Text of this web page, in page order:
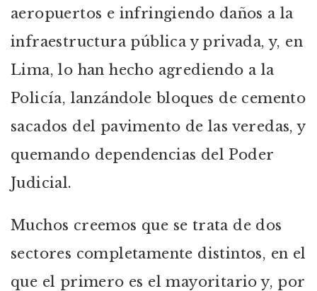
aeropuertos e infringiendo daños a la
infraestructura pública y privada, y, en
Lima, lo han hecho agrediendo a la
Policía, lanzándole bloques de cemento
sacados del pavimento de las veredas, y
quemando dependencias del Poder
Judicial.
Muchos creemos que se trata de dos
sectores completamente distintos, en el
que el primero es el mayoritario y, por